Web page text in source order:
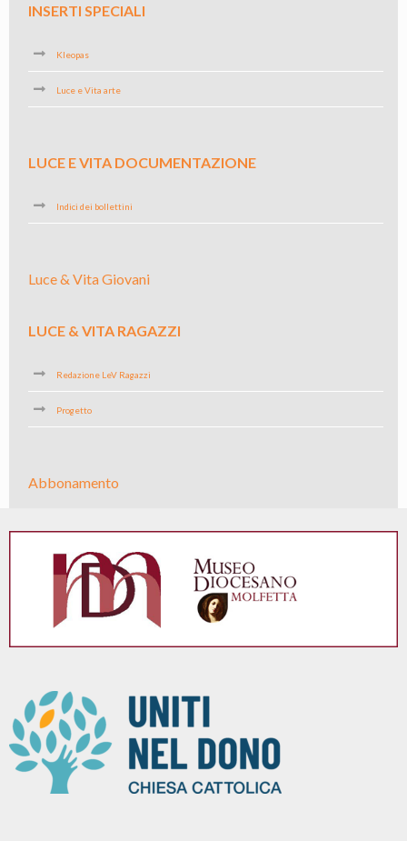
INSERTI SPECIALI
Kleopas
Luce e Vita arte
LUCE E VITA DOCUMENTAZIONE
Indici dei bollettini
Luce & Vita Giovani
LUCE & VITA RAGAZZI
Redazione LeV Ragazzi
Progetto
Abbonamento